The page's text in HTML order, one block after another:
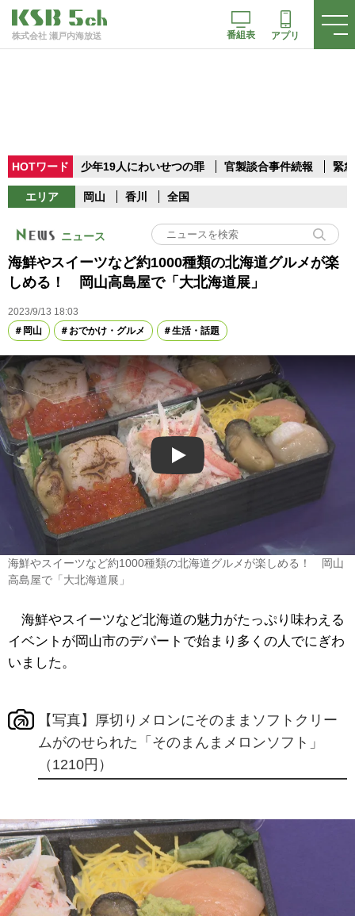
株式会社 瀬戸内海放送 番組表 アプリ
HOTワード 少年19人にわいせつの罪 官製談合事件続報 緊
エリア 岡山 香川 全国
ニュース
海鮮やスイーツなど約1000種類の北海道グルメが楽
しめる！ 岡山高島屋で「大北海道展」
2023/9/13 18:03
岡山
おでかけ・グルメ 生活・話題
Play
海鮮やスイーツなど約1000種類の北海道グルメが楽しめる！ 岡山
高島屋で「大北海道展」
海鮮やスイーツなど北海道の魅力がたっぷり味わえる
イベントが岡山市のデパートで始まり多くの人でにぎわ
いました。
【写真】厚切りメロンにそのままソフトクリー
ムがのせられた「そのまんまメロンソフト」
（1210円）